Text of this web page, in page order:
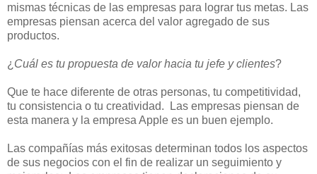
mismas técnicas de las empresas para lograr tus metas. Las
empresas piensan acerca del valor agregado de sus
productos.
¿ Cuál es tu propuesta de valor hacia tu jefe y clientes?
Que te hace diferente de otras personas, tu competitividad,
tu consistencia o tu creatividad. Las empresas piensan de
esta manera y la empresa Apple es un buen ejemplo.
Las compañías más exitosas determinan todos los aspectos
de sus negocios con el fin de realizar un seguimiento y